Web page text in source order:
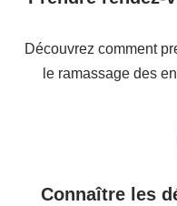
Découvrez comment
le ramassage des
Connaître les